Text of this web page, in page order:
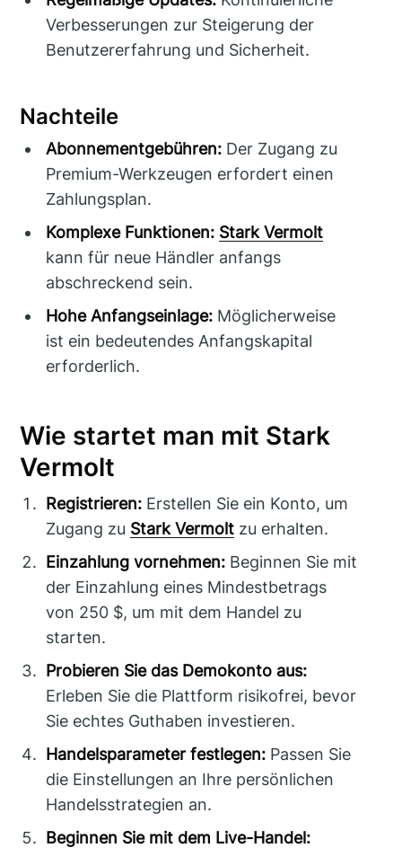
Verbesserungen zur Steigerung der
Benutzererfahrung und Sicherheit.
Nachteile
Abonnementgebühren: Der Zugang zu
Premium-Werkzeugen erfordert einen
Zahlungsplan.
Komplexe Funktionen: Stark Vermolt
kann für neue Händler anfangs
abschreckend sein.
Hohe Anfangseinlage: Möglicherweise
ist ein bedeutendes Anfangskapital
erforderlich.
Wie startet man mit Stark
Vermolt
Registrieren: Erstellen Sie ein Konto, um
Zugang zu Stark Vermolt zu erhalten.
Einzahlung vornehmen: Beginnen Sie mit
der Einzahlung eines Mindestbetrags
von 250 $, um mit dem Handel zu
starten.
Probieren Sie das Demokonto aus:
Erleben Sie die Plattform risikofrei, bevor
Sie echtes Guthaben investieren.
Handelsparameter festlegen: Passen Sie
die Einstellungen an Ihre persönlichen
Handelsstrategien an.
Beginnen Sie mit dem Live-Handel: